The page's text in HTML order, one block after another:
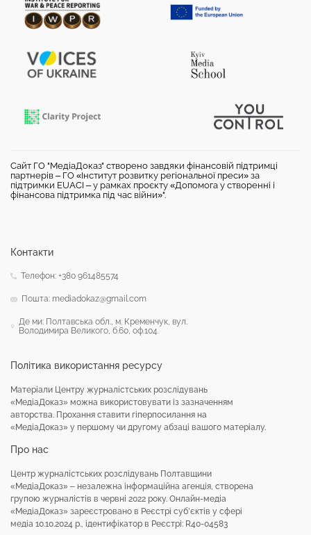
Сайт ГО "МедіаДоказ" створено завдяки фінансовій підтримці
партнерів – ГО «Інститут розвитку регіональної преси» за
підтримки EUACI – у рамках проєкту «Допомога у створенні і
фінансова підтримка під час війни»".
Про нас
Центр журналістських розслідувань Полтавщини
«МедіаДоказ» – незалежна інформаційна агенція, створена
групою журналістів в червні 2022 року. Онлайн-медіа
«МедіаДоказ» зареєстровано в Реєстрі суб’єктів у сфері
медіа 10.10.2024 р., ідентифікатор в Реєстрі: R40-04583
Політика використання ресурсу
Матеріали Центру журналістських розслідувань
«МедіаДоказ» можна використовувати із зазначенням
авторства. Прохання ставити гіперпосилання на
«МедіаДоказ» у першому чи другому абзаці вашого матеріалу.
Контакти
Телефон: +380 961485574
Пошта: mediadokaz@gmail.com
Де ми: Полтавська обл., м. Кременчук, вул.
Володимира Великого, б.60, оф.104.